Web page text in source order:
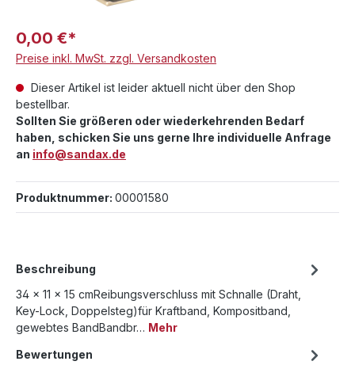
0,00 €*
Preise inkl. MwSt. zzgl. Versandkosten
Dieser Artikel ist leider aktuell nicht über den Shop
bestellbar.
Sollten Sie größeren oder wiederkehrenden Bedarf
haben, schicken Sie uns gerne Ihre individuelle Anfrage
an info@sandax.de
Produktnummer: 00001580
Beschreibung
34 x 11 x 15 cmReibungsverschluss mit Schnalle (Draht,
Key-Lock, Doppelsteg)für Kraftband, Kompositband,
gewebtes BandBandbr… Mehr
Bewertungen